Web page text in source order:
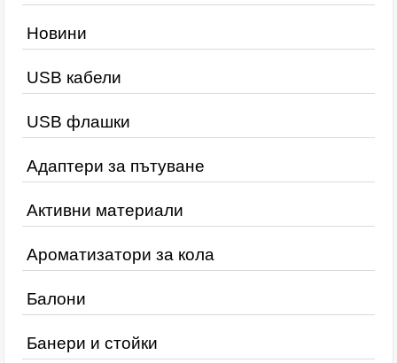
Новини
USB кабели
USB флашки
Адаптери за пътуване
Активни материали
Ароматизатори за кола
Балони
Банери и стойки